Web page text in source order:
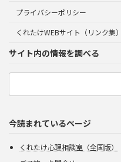
プライバシーポリシー
くれたけWEBサイト（リンク集）
サイト内の情報を調べる
検
今読まれているページ
くれたけ心理相談室（全国版）